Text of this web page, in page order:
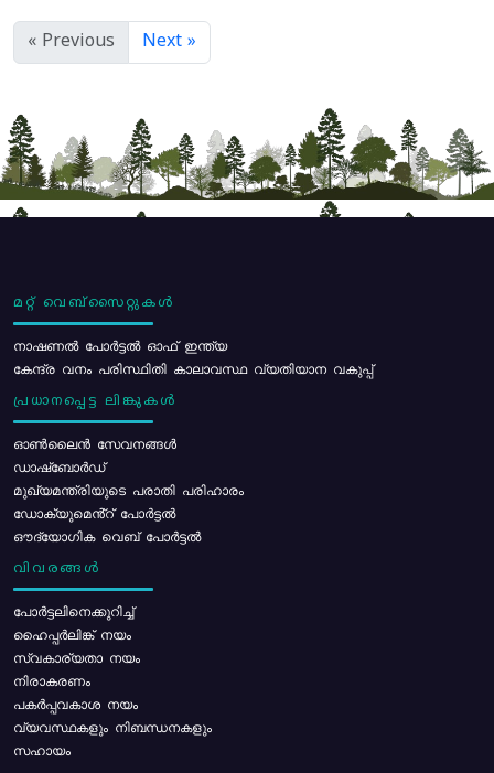
« Previous Next »
മറ്റ് വെബ്സൈറ്റുകൾ
നാഷണൽ പോർട്ടൽ ഓഫ് ഇന്ത്യ
കേന്ദ്ര വനം പരിസ്ഥിതി കാലാവസ്ഥ വ്യതിയാന വകുപ്പ്
പ്രധാനപ്പെട്ട ലിങ്കുകൾ
ഓൺലൈൻ സേവനങ്ങൾ
ഡാഷ്ബോർഡ്
മുഖ്യമന്ത്രിയുടെ പരാതി പരിഹാരം
ഡോക്യുമെൻ്റ് പോർട്ടൽ
ഔദ്യോഗിക വെബ് പോർട്ടൽ
വിവരങ്ങൾ
പോര്‍ട്ടലിനെക്കുറിച്ച്
ഹൈപ്പർലിങ്ക് നയം
സ്വകാര്യതാ നയം
നിരാകരണം
പകർപ്പവകാശ നയം
വ്യവസ്ഥകളും നിബന്ധനകളും
സഹായം